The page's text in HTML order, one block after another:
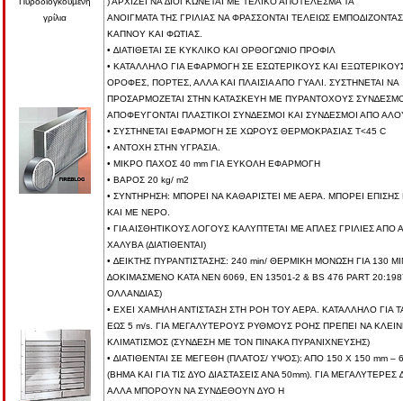
γρίλια
ΑΝΟΙΓΜΑΤΑ ΤΗΣ ΓΡΙΛΙΑΣ ΝΑ ΦΡΑΣΣΟΝΤΑΙ ΤΕΛΕΙΩΣ
ΚΑΠΝΟΥ ΚΑΙ ΦΩΤΙΑΣ.
• ∆ΙΑΤΙΘΕΤΑΙ ΣΕ ΚΥΚΛΙΚΟ ΚΑΙ ΟΡΘΟΓΩΝΙΟ ΠΡΟΦΙΛ
• ΚΑΤΑΛΛΗΛΟ ΓΙΑ ΕΦΑΡΜΟΓΗ ΣΕ ΕΣΩΤΕΡΙΚΟΥΣ ΚΑΙ
ΟΡΟΦΕΣ, ΠΟΡΤΕΣ, ΑΛΛΑ ΚΑΙ ΠΛΑΙΣΙΑ ΑΠΟ ΓΥΑΛΙ. ΣΥΣΤΗΝΕΤΑΙ ΝΑ
ΠΡΟΣΑΡΜΟΖΕΤΑΙ ΣΤΗΝ ΚΑΤΑΣΚΕΥΗ ΜΕ ΠΥΡΑΝΤΟΧΟΥΣ
ΑΠΟΦΕΥΓΟΝΤΑΙ ΠΛΑΣΤΙΚΟΙ ΣΥΝ∆ΕΣΜΟΙ ΚΑΙ ΣΥΝ∆ΕΣΜΟΙ ΑΠΟ
• ΣΥΣΤΗΝΕΤΑΙ ΕΦΑΡΜΟΓΗ ΣΕ ΧΩΡΟΥΣ ΘΕΡΜΟΚΡΑΣΙΑΣ Τ<45 C
• ΑΝΤΟΧΗ ΣΤΗΝ ΥΓΡΑΣΙΑ.
• ΜΙΚΡΟ ΠΑΧΟΣ 40 mm ΓΙΑ ΕΥΚΟΛΗ ΕΦΑΡΜΟΓΗ
• ΒΑΡΟΣ 20 kg/ m2
• ΣΥΝΤΗΡΗΣΗ: ΜΠΟΡΕΙ ΝΑ ΚΑΘΑΡΙΣΤΕΙ ΜΕ ΑΕΡΑ. ΜΠΟΡΕΙ ΕΠΙΣΗΣ
ΚΑΙ ΜΕ ΝΕΡΟ.
• ΓΙΑ ΑΙΣΘΗΤΙΚΟΥΣ ΛΟΓΟΥΣ ΚΑΛΥΠΤΕΤΑΙ ΜΕ ΑΠΛΕΣ ΓΡΙΛΙΕΣ ΑΠΟ
ΧΑΛΥΒΑ (∆ΙΑΤΙΘΕΝΤΑΙ)
• ∆ΕΙΚΤΗΣ ΠΥΡΑΝΤΙΣΤΑΣΗΣ: 240 min/ ΘΕΡΜΙΚΗ ΜΟΝΩΣΗ ΓΙΑ 130
∆ΟΚΙΜΑΣΜΕΝΟ ΚΑΤΑ ΝΕΝ 6069, ΕΝ 13501-2 & BS 476 PART
ΟΛΛΑΝ∆ΙΑΣ)
• ΕΧΕΙ ΧΑΜΗΛΗ ΑΝΤΙΣΤΑΣΗ ΣΤΗ ΡΟΗ ΤΟΥ ΑΕΡΑ. ΚΑΤΑΛΛΗΛΟ ΓΙΑ
ΕΩΣ 5 m/s. ΓΙΑ ΜΕΓΑΛΥΤΕΡΟΥΣ ΡΥΘΜΟΥΣ ΡΟΗΣ ΠΡΕΠΕΙ ΝΑ
ΚΛΙΜΑΤΙΣΜΟΣ (ΣΥΝ∆ΕΣΗ ΜΕ ΤΟΝ ΠΙΝΑΚΑ ΠΥΡΑΝΙΧΝΕΥΣΗΣ)
• ∆ΙΑΤΙΘΕΝΤΑΙ ΣΕ ΜΕΓΕΘΗ (ΠΛΑΤΟΣ/ ΥΨΟΣ): ΑΠΟ 150 X 150 mm –
(ΒΗΜΑ ΚΑΙ ΓΙΑ ΤΙΣ ∆ΥΟ ∆ΙΑΣΤΑΣΕΙΣ ΑΝΑ 50mm). ΓΙΑ ΜΕΓΑΛΥΤΕΡΕΣ
ΑΛΛΑ ΜΠΟΡΟΥΝ ΝΑ ΣΥΝ∆ΕΘΟΥΝ ∆ΥΟ Η